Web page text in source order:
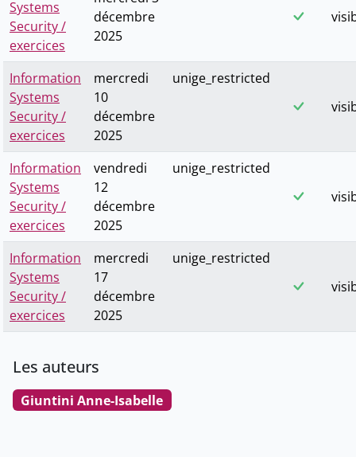
Systems
Security /
exercices
décembre
2025
Information
Systems
Security /
exercices
mercredi
10
décembre
2025
unige_restricted
Information
Systems
Security /
exercices
vendredi
12
décembre
2025
unige_restricted
Information
Systems
Security /
exercices
mercredi
17
décembre
2025
unige_restricted
Les auteurs
Giuntini Anne-Isabelle